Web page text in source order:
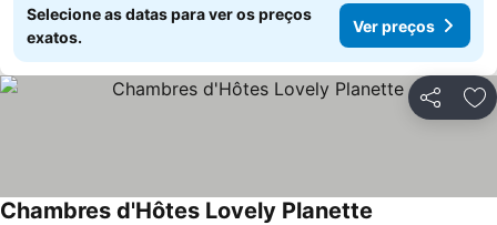
Selecione as datas para ver os preços
exatos.
Ver preços
Partilhar
Chambres d'Hôtes Lovely Planette